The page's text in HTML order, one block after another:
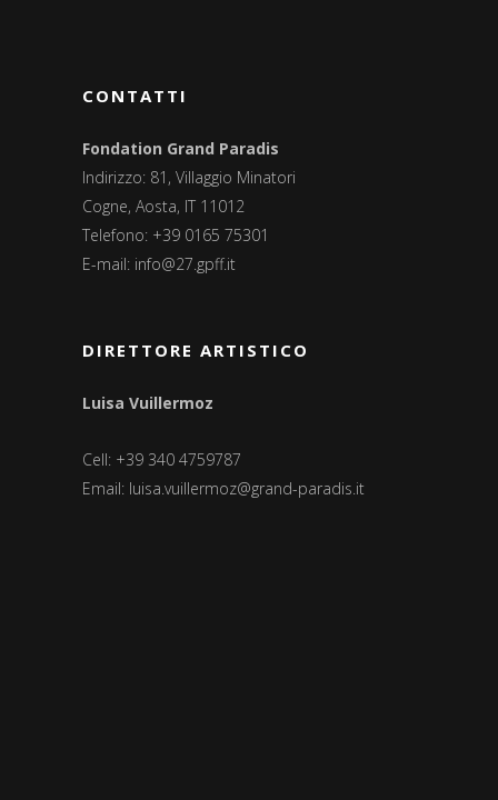
CONTATTI
Fondation Grand Paradis
Indirizzo: 81, Villaggio Minatori
Cogne, Aosta, IT 11012
Telefono: +39 0165 75301
E-mail: info@27.gpff.it
DIRETTORE ARTISTICO
Luisa Vuillermoz
Cell: +39 340 4759787
Email: luisa.vuillermoz@grand-paradis.it